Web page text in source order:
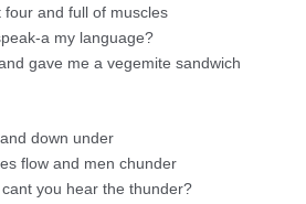
four and full of muscles
a my language?
gave me a vegemite sandwich
down under
flow and men chunder
you hear the thunder?